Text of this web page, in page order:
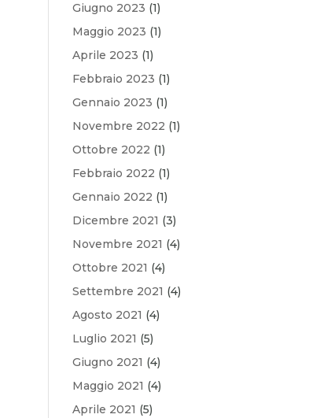
Giugno 2023 (1)
Maggio 2023 (1)
Aprile 2023 (1)
Febbraio 2023 (1)
Gennaio 2023 (1)
Novembre 2022 (1)
Ottobre 2022 (1)
Febbraio 2022 (1)
Gennaio 2022 (1)
Dicembre 2021 (3)
Novembre 2021 (4)
Ottobre 2021 (4)
Settembre 2021 (4)
Agosto 2021 (4)
Luglio 2021 (5)
Giugno 2021 (4)
Maggio 2021 (4)
Aprile 2021 (5)